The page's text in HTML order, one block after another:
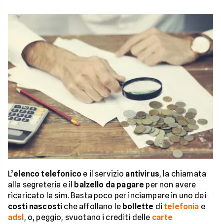
L’elenco telefonico e il servizio antivirus, la chiamata
alla segreteria e il balzello da pagare per non avere
ricaricato la sim. Basta poco per inciampare in uno dei
costi nascosti che affollano le bollette di telefonia e
adsl , o, peggio, svuotano i crediti delle carte